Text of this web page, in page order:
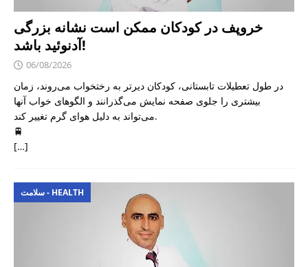
خروپف در کودکان ممکن است نشانه بزرگی
آدنوئید باشد!
06/08/2026
در طول تعطیلات تابستانی، کودکان دیرتر به رختخواب می‌روند، زمان
بیشتری را جلوی صفحه نمایش می‌گذرانند و الگوهای خواب آنها
می‌تواند به دلیل هوای گرم تغییر کند.
🚆
[…]
سلامت - HEALTH